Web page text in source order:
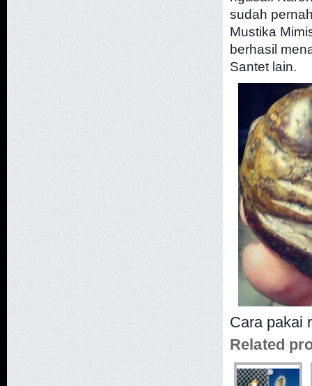
sudah
Mustika
berhasil
Santet lain.
Cara pakai
Related